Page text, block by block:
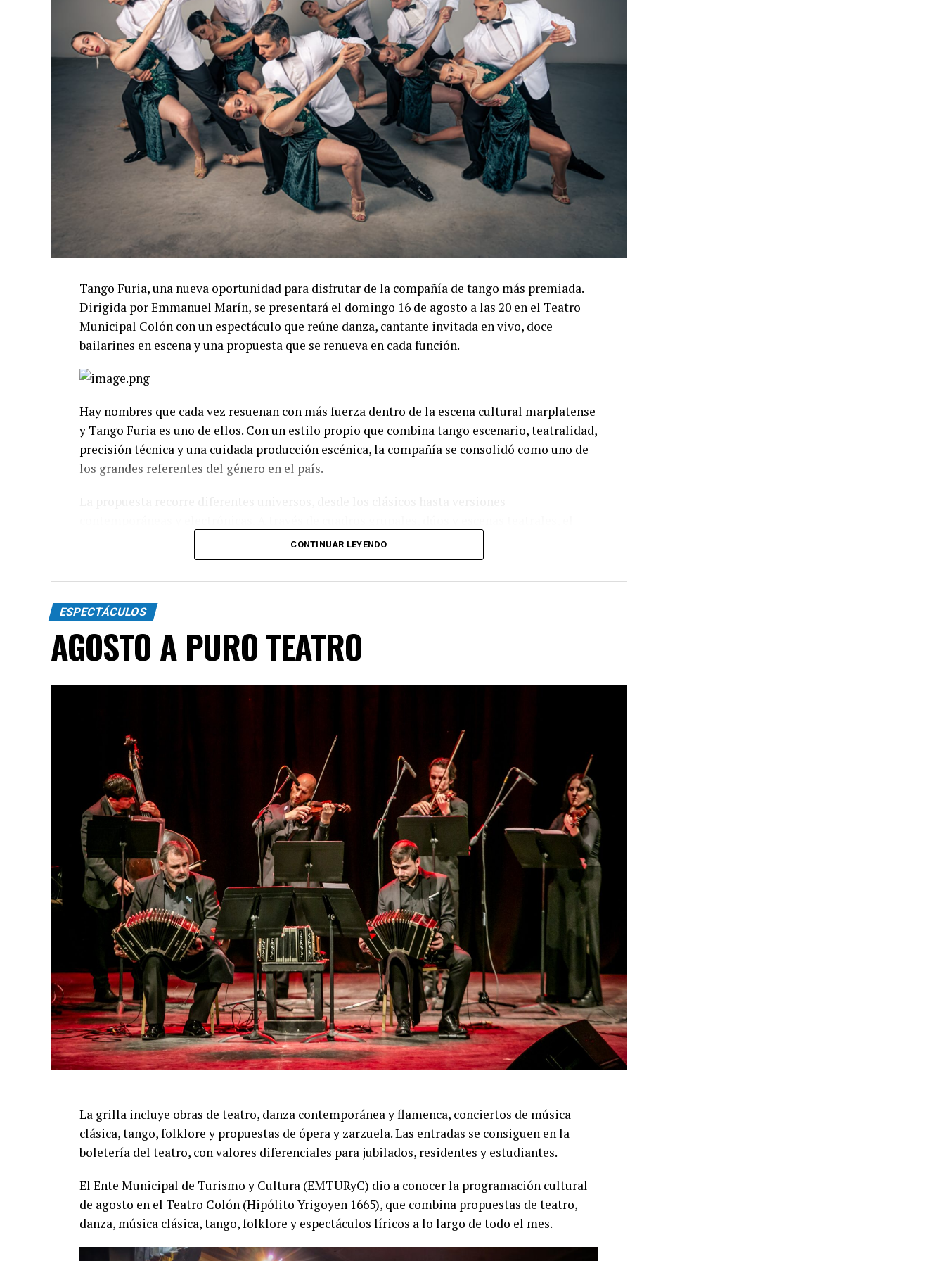
Tango Furia, una nueva oportunidad para disfrutar de la compañía de tango más premiada.
Dirigida por Emmanuel Marín, se presentará el domingo 16 de agosto a las 20 en el Teatro
Municipal Colón con un espectáculo que reúne danza, cantante invitada en vivo, doce
bailarines en escena y una propuesta que se renueva en cada función.
Hay nombres que cada vez resuenan con más fuerza dentro de la escena cultural marplatense
y Tango Furia es uno de ellos. Con un estilo propio que combina tango escenario, teatralidad,
precisión técnica y una cuidada producción escénica, la compañía se consolidó como uno de
los grandes referentes del género en el país.
espectáculo transita distintas emociones: el amor, la pasión, los encuentros, las despedidas y
toda la intensidad que caracteriza al 2x4.
diagonales, las acrobacias, los firuletes y las coreografías perfectamente sincronizadas
"Queremos que quienes todavía no conocen Tango Furia descubran por qué el tango puede
emocionar a todas las generaciones. Y que quienes ya vivieron una de nuestras funciones
tengan ganas de volver, porque cada presentación renueva la experiencia. Detrás de cada
público", expresa Emmanuel Marín.
Con más de 20 años de trayectoria, Tango Furia fue distinguida con los Premios Estrella de
Mar 2024 y 2026 como Mejor Espectáculo de Danza y con el Premio Faro de Oro 2024. Además,
Emmanuel Marín y Lola Gutiérrez Rey obtuvieron el subcampeonato en el Mundial de Tango
de Buenos Aires.
La compañía también llevó su espectáculo al exterior tras participar del Festival Mood
Indigo, en India, y realizar una gira por Europa. Además, recibió la Declaración de Interés
Cultural como Embajadores Turísticos, otorgada por el EMTURyC, y la
distinción Identidades Marplatenses por su aporte a la cultura local.
La función del domingo 16 de agosto será una nueva oportunidad para disfrutar de una
producción íntegramente marplatense, integrada por Lola Gutiérrez Rey, Olivia Gutiérrez
Rey, Lourdes Posse, Candela Rugo, Luana Villar, Milagros Mauti, Joaquín Zini, Ignacio
Chazarreta, Gabriel Turtur, Cristian Sarandon y Maximiliano Soria, con asistencia técnica y
Una propuesta que combina precisión, emoción y una cuidada puesta escénica, capaz de
sorprender tanto a quienes siguen el tango desde siempre como a quienes se acercan por
CONTINUAR LEYENDO
ESPECTÁCULOS
AGOSTO A PURO TEATRO
La grilla incluye obras de teatro, danza contemporánea y flamenca, conciertos de música
clásica, tango, folklore y propuestas de ópera y zarzuela. Las entradas se consiguen en la
boletería del teatro, con valores diferenciales para jubilados, residentes y estudiantes.
El Ente Municipal de Turismo y Cultura (EMTURyC) dio a conocer la programación cultural
de agosto en el Teatro Colón (Hipólito Yrigoyen 1665), que combina propuestas de teatro,
danza, música clásica, tango, folklore y espectáculos líricos a lo largo de todo el mes.